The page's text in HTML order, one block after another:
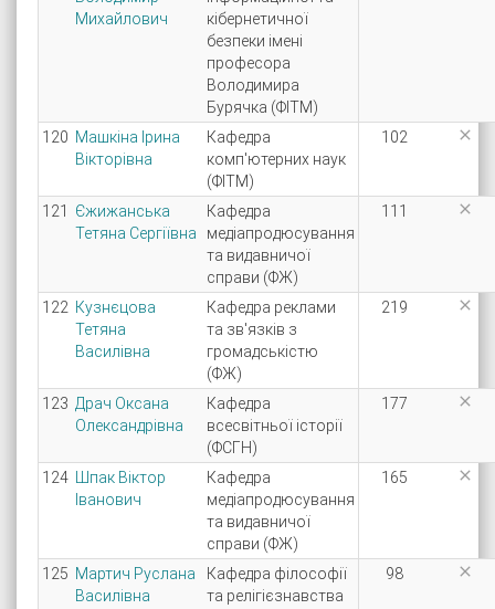
Михайлович
кібернетичної
безпеки імені
професора
Володимира
Бурячка (ФІТМ)
120 Машкіна Ірина
Вікторівна
Кафедра
комп'ютерних наук
(ФІТМ)
102 
121
Єжижанська
Тетяна Сергіївна
Кафедра
медіапродюсування
та видавничої
справи (ФЖ)
111 
122 Кузнєцова
Тетяна
Василівна
Кафедра реклами
та зв'язків з
громадськістю
(ФЖ)
219 
123 Драч Оксана
Олександрівна
Кафедра
всесвітньої історії
(ФСГН)
177 
124
Шпак Віктор
Іванович
Кафедра
медіапродюсування
та видавничої
справи (ФЖ)
165 
125 Мартич Руслана
Василівна
Кафедра філософії
та релігієзнавства
98 